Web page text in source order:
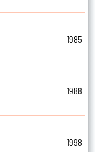
1985
1988
1998